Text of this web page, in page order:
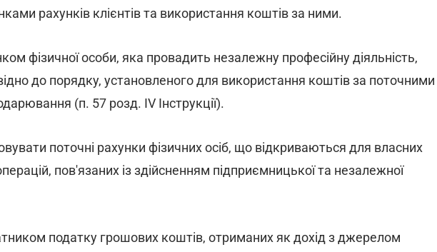
рахунків клієнтів та використання коштів за ними.
фізичної особи, яка провадить незалежну професійну діяльність,
до порядку, установленого для використання коштів за поточними
(п. 57 розд. IV Інструкції).
поточні рахунки фізичних осіб, що відкриваються для власних
пов'язаних із здійсненням підприємницької та незалежної
податку грошових коштів, отриманих як дохід з джерелом